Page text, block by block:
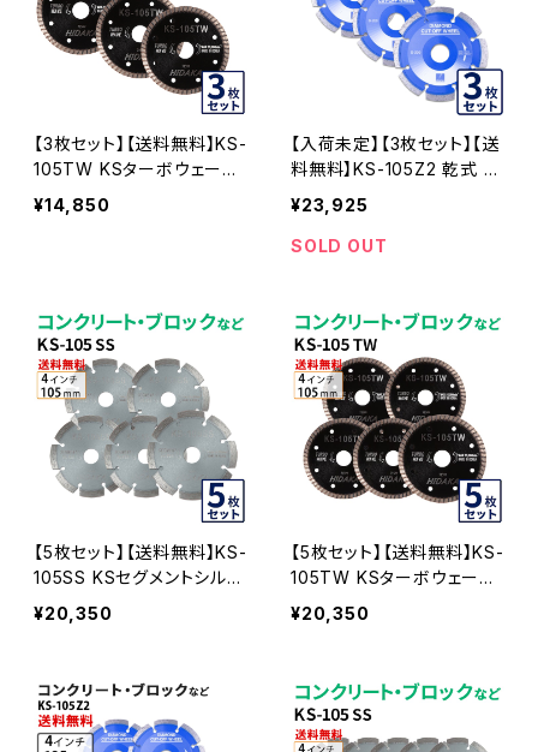
【3枚セット】【送料無料】KS-
105TW KSターボウェーブ
4インチ 105mm コンクリー
ト・ブロックなどの切断用
¥14,850
【入荷未定】【3枚セット】【送
料無料】KS-105Z2 乾式 K
Sセグメント ゼットツー 4イ
ンチ 105mm ks-105z2 コ
ンクリート・ブロックなどの
5Z2-03
¥23,925
SOLD OUT
【5枚セット】【送料無料】KS-
105SS KSセグメントシルバ
ー 4インチ 105mm コンク
リート・ブロックなどの切断
(ks-105ss-05)
¥20,350
【5枚セット】【送料無料】KS-
105TW KSターボウェーブ
4インチ 105mm コンクリー
ト・ブロックなどの切断用
¥20,350